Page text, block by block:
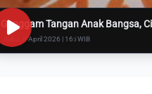
Genggam Tangan Anak Bangsa,
Rabu, 8 April 2026 | 16:i WIB